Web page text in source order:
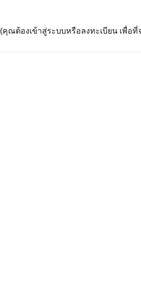
(คุณต้องเข้าสู่ระบบหรือลงทะเบียน เพื่อที่